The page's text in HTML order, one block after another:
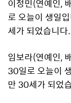
이정민(연예인,
로 오늘이 생일
세가 되었습니다.
임보라(연예인,
30일로 오늘이
만 30세가 되었